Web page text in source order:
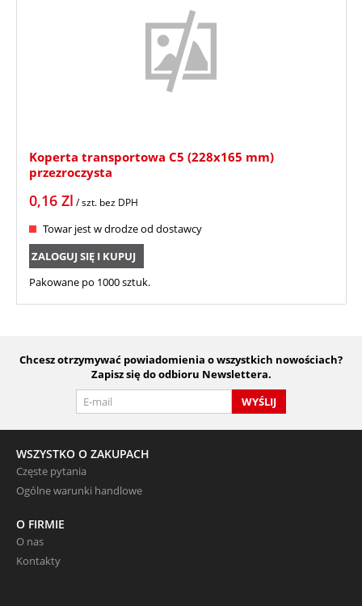
Koperta transportowa C5 (228x165 mm)
przezroczysta
0,16 Zl / szt. bez DPH
Towar jest w drodze od dostawcy
ZALOGUJ SIĘ I KUPUJ
Pakowane po 1000 sztuk.
Chcesz otrzymywać powiadomienia o wszystkich nowościach?
Zapisz się do odbioru Newslettera.
WYŚLIJ
WSZYSTKO O ZAKUPACH
Częste pytania
Ogólne warunki handlowe
O FIRMIE
O nas
Kontakty